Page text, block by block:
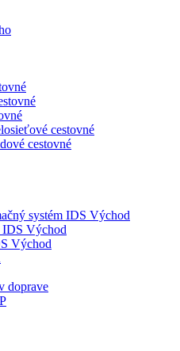
cestovné
cestovné
systém IDS Východ
IDS Východ
Východ
doprave